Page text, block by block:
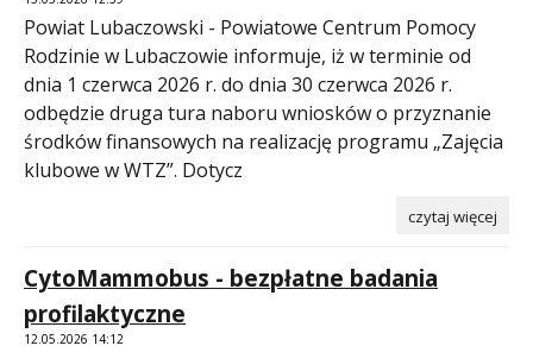
Powiat Lubaczowski - Powiatowe Centrum Pomocy
Rodzinie w Lubaczowie informuje, iż w terminie od
dnia 1 czerwca 2026 r. do dnia 30 czerwca 2026 r.
odbędzie druga tura naboru wniosków o przyznanie
środków finansowych na realizację programu „Zajęcia
klubowe w WTZ”. Dotycz
czytaj więcej
CytoMammobus - bezpłatne badania
profilaktyczne
12.05.2026 14:12